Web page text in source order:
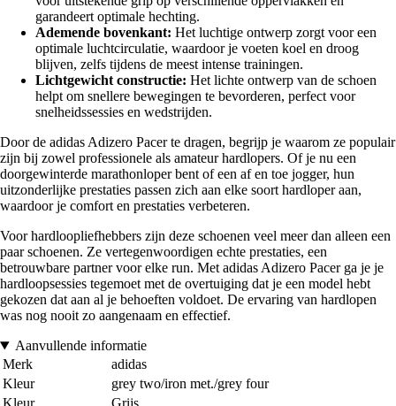
garandeert optimale hechting.
Ademende bovenkant: Het luchtige ontwerp zorgt voor een
optimale luchtcirculatie, waardoor je voeten koel en droog
blijven, zelfs tijdens de meest intense trainingen.
Lichtgewicht constructie: Het lichte ontwerp van de schoen
helpt om snellere bewegingen te bevorderen, perfect voor
snelheidssessies en wedstrijden.
Door de adidas Adizero Pacer te dragen, begrijp je waarom ze populair
zijn bij zowel professionele als amateur hardlopers. Of je nu een
doorgewinterde marathonloper bent of een af en toe jogger, hun
uitzonderlijke prestaties passen zich aan elke soort hardloper aan,
waardoor je comfort en prestaties verbeteren.
Voor hardloopliefhebbers zijn deze schoenen veel meer dan alleen een
paar schoenen. Ze vertegenwoordigen echte prestaties, een
betrouwbare partner voor elke run. Met adidas Adizero Pacer ga je je
hardloopsessies tegemoet met de overtuiging dat je een model hebt
gekozen dat aan al je behoeften voldoet. De ervaring van hardlopen
was nog nooit zo aangenaam en effectief.
Aanvullende informatie
Merk
adidas
Kleur
grey two/iron met./grey four